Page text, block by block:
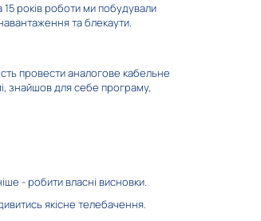
15 років роботи ми побудували
та блекаути.
провести аналогове кабельне
знайшов для себе програму,
- робити власні висновки.
якісне телебачення.